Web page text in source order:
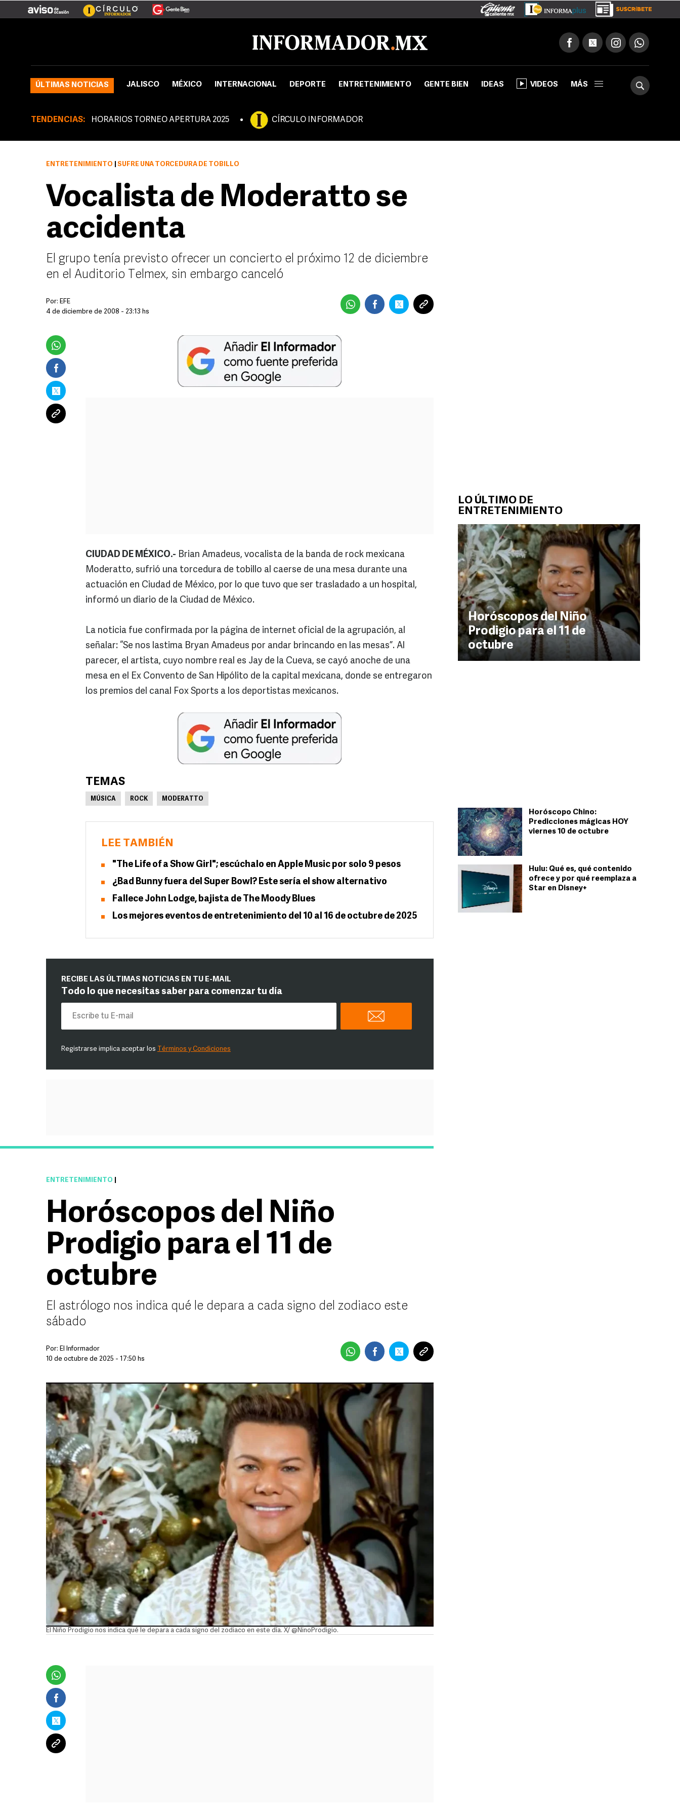
ÚLTIMAS NOTICIAS JALISCO MÉXICO INTERNACIONAL DEPORTE ENTRETENIMIENTO GENTE BIEN IDEAS VIDEOS MÁS
TENDENCIAS: HORARIOS TORNEO APERTURA 2025 CÍRCULO INFORMADOR
LO ÚLTIMO DE
ENTRETENIMIENTO
Horóscopos del Niño
Prodigio para el 11 de
octubre
Horóscopo Chino:
Predicciones mágicas HOY
viernes 10 de octubre
Hulu: Qué es, qué contenido
ofrece y por qué reemplaza a
Star en Disney+
ENTRETENIMIENTO SUFRE UNA TORCEDURA DE TOBILLO
Vocalista de Moderatto se
accidenta
El grupo tenía previsto ofrecer un concierto el próximo 12 de diciembre
en el Auditorio Telmex, sin embargo canceló
Por: EFE
4 de diciembre de 2008 - 23:13 hs
CIUDAD DE MÉXICO.- Brian Amadeus, vocalista de la banda de rock mexicana
Moderatto, sufrió una torcedura de tobillo al caerse de una mesa durante una
actuación en Ciudad de México, por lo que tuvo que ser trasladado a un hospital,
informó un diario de la Ciudad de México.
La noticia fue confirmada por la página de internet oficial de la agrupación, al
señalar: “Se nos lastima Bryan Amadeus por andar brincando en las mesas”. Al
parecer, el artista, cuyo nombre real es Jay de la Cueva, se cayó anoche de una
mesa en el Ex Convento de San Hipólito de la capital mexicana, donde se entregaron
los premios del canal Fox Sports a los deportistas mexicanos.
TEMAS
MÚSICA ROCK MODERATTO
LEE TAMBIÉN
"The Life of a Show Girl"; escúchalo en Apple Music por solo 9 pesos
¿Bad Bunny fuera del Super Bowl? Este sería el show alternativo
Fallece John Lodge, bajista de The Moody Blues
Los mejores eventos de entretenimiento del 10 al 16 de octubre de 2025
RECIBE LAS ÚLTIMAS NOTICIAS EN TU E-MAIL
Todo lo que necesitas saber para comenzar tu día
Registrarse implica aceptar los Términos y Condiciones
ENTRETENIMIENTO
Horóscopos del Niño
Prodigio para el 11 de
octubre
El astrólogo nos indica qué le depara a cada signo del zodiaco este
sábado
Por: El Informador
10 de octubre de 2025 - 17:50 hs
El Niño Prodigio nos indica qué le depara a cada signo del zodiaco en este día. X/ @NinoProdigio.